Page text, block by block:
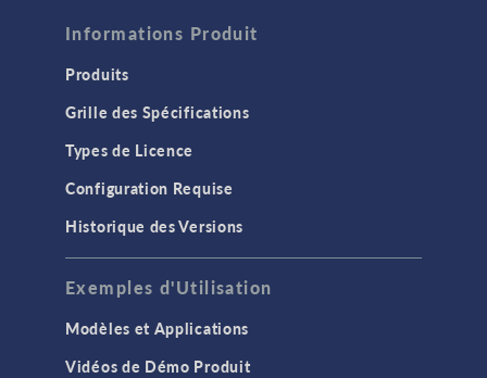
Informations Produit
Produits
Grille des Spécifications
Types de Licence
Configuration Requise
Historique des Versions
Exemples d'Utilisation
Modèles et Applications
Vidéos de Démo Produit